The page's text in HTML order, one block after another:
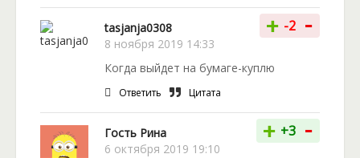
tasjanja0308
8 ноября 2019 14:33
+ -2 -
Когда выйдет на бумаге-куплю
Ответить Цитата
Гость Рина
6 октября 2019 19:10
+ +3 -